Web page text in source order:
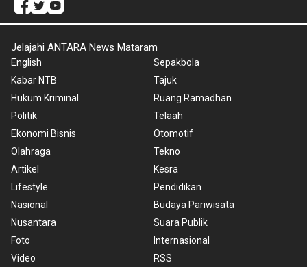
Jelajahi ANTARA News Mataram
English
Kabar NTB
Hukum Kriminal
Politik
Ekonomi Bisnis
Olahraga
Artikel
Lifestyle
Nasional
Nusantara
Foto
Video
Sepakbola
Tajuk
Ruang Ramadhan
Telaah
Otomotif
Tekno
Kesra
Pendidikan
Budaya Pariwisata
Suara Publik
Internasional
RSS